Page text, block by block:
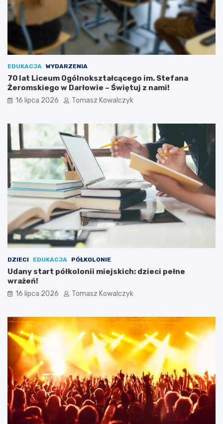
EDUKACJA WYDARZENIA
70 lat Liceum Ogólnokształcącego im. Stefana
Żeromskiego w Darłowie – Świętuj z nami!
16 lipca 2026 Tomasz Kowalczyk
DZIECI EDUKACJA PÓŁKOLONIE
Udany start półkolonii miejskich: dzieci pełne
wrażeń!
16 lipca 2026 Tomasz Kowalczyk